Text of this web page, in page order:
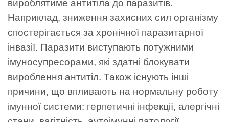
вироблятиме антитіла до паразитів.
Наприклад, зниження захисних сил організму
спостерігається за хронічної паразитарної
інвазії. Паразити виступають потужними
імуносупресорами, які здатні блокувати
вироблення антитіл. Також існують інші
причини, що впливають на нормальну роботу
імунної системи: герпетичні інфекції, алергічні